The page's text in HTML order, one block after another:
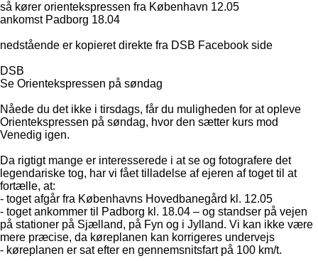
så kører orientekspressen fra København 12.05
ankomst Padborg 18.04
nedstående er kopieret direkte fra DSB Facebook side
DSB
Se Orientekspressen på søndag
Nåede du det ikke i tirsdags, får du muligheden for at opleve
Orientekspressen på søndag, hvor den sætter kurs mod
Venedig igen.
Da rigtigt mange er interesserede i at se og fotografere det
legendariske tog, har vi fået tilladelse af ejeren af toget til at
fortælle, at:
- toget afgår fra Københavns Hovedbanegård kl. 12.05
- toget ankommer til Padborg kl. 18.04 – og standser på vejen
på stationer på Sjælland, på Fyn og i Jylland. Vi kan ikke være
mere præcise, da køreplanen kan korrigeres undervejs
- køreplanen er sat efter en gennemsnitsfart på 100 km/t.